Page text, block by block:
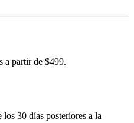
a partir de $499.
los 30 días posteriores a la